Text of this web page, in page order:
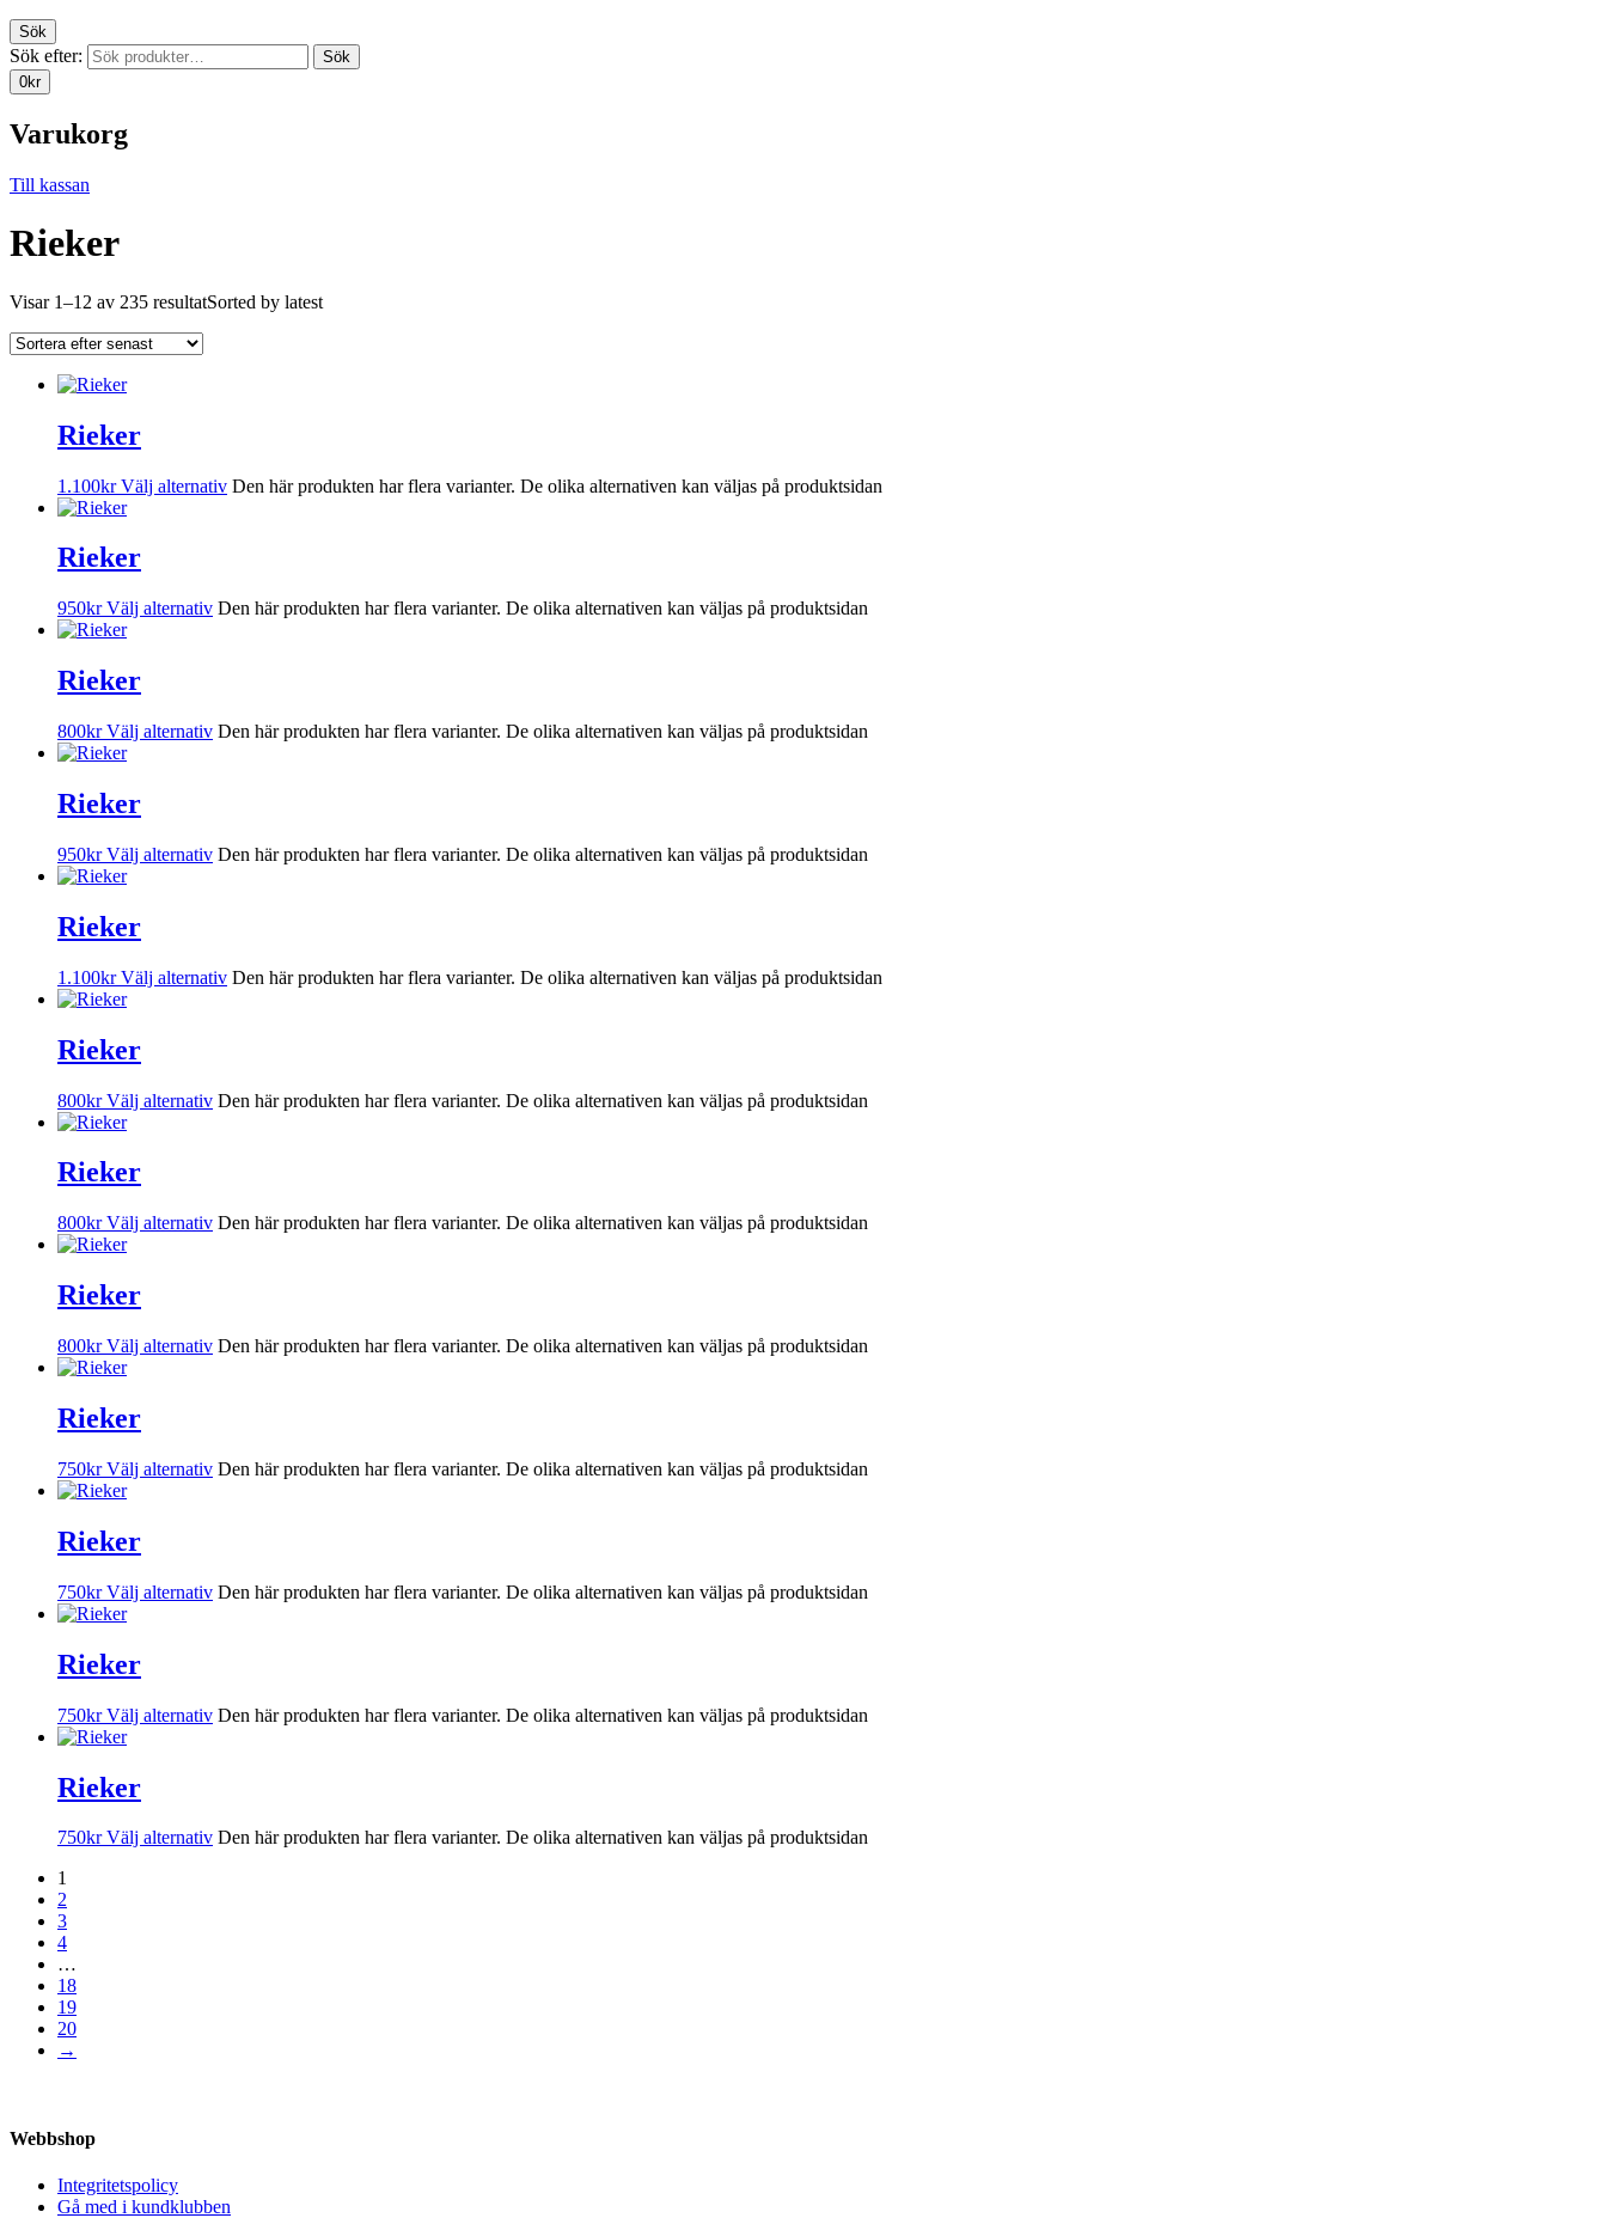
Sök
Sök efter:
Sök
0kr
Varukorg
Till kassan
Rieker
Visar 1–12 av 235 resultatSorted by latest
Rieker
1.100kr Välj alternativ Den här produkten har flera varianter. De olika alternativen kan väljas på produktsidan
Rieker
950kr Välj alternativ Den här produkten har flera varianter. De olika alternativen kan väljas på produktsidan
Rieker
800kr Välj alternativ Den här produkten har flera varianter. De olika alternativen kan väljas på produktsidan
Rieker
950kr Välj alternativ Den här produkten har flera varianter. De olika alternativen kan väljas på produktsidan
Rieker
1.100kr Välj alternativ Den här produkten har flera varianter. De olika alternativen kan väljas på produktsidan
Rieker
800kr Välj alternativ Den här produkten har flera varianter. De olika alternativen kan väljas på produktsidan
Rieker
800kr Välj alternativ Den här produkten har flera varianter. De olika alternativen kan väljas på produktsidan
Rieker
800kr Välj alternativ Den här produkten har flera varianter. De olika alternativen kan väljas på produktsidan
Rieker
750kr Välj alternativ Den här produkten har flera varianter. De olika alternativen kan väljas på produktsidan
Rieker
750kr Välj alternativ Den här produkten har flera varianter. De olika alternativen kan väljas på produktsidan
Rieker
750kr Välj alternativ Den här produkten har flera varianter. De olika alternativen kan väljas på produktsidan
Rieker
750kr Välj alternativ Den här produkten har flera varianter. De olika alternativen kan väljas på produktsidan
1
2
3
4
…
18
19
20
→
Webbshop
Integritetspolicy
Gå med i kundklubben